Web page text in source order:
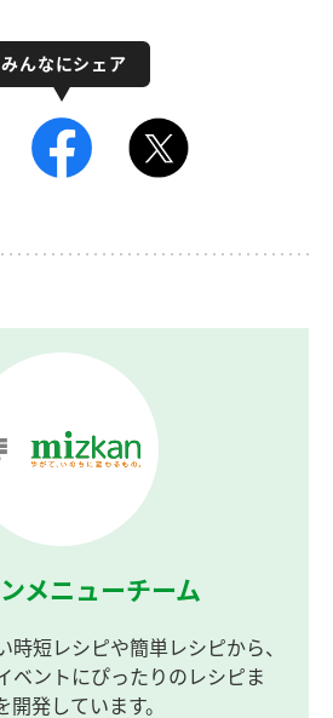
メニューチーム
時短レシピや簡単レシピから、
ベントにぴったりのレシピま
発しています。